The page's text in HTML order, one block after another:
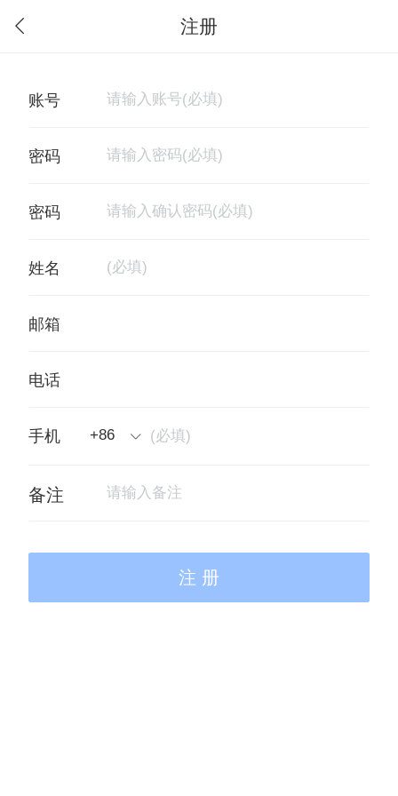
注册
电话
+86
手机
备注